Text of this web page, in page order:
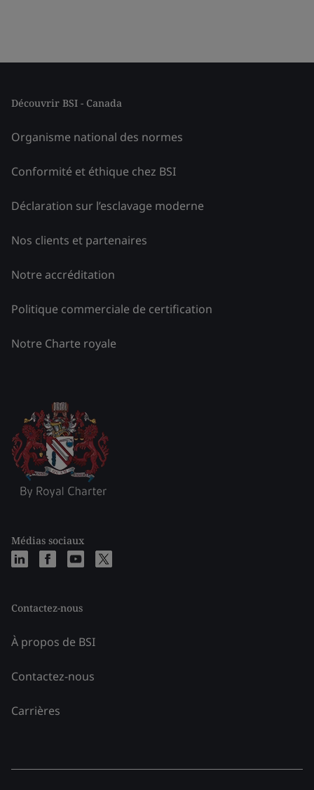
Découvrir BSI - Canada
Organisme national des normes
Conformité et éthique chez BSI
Déclaration sur l’esclavage moderne
Nos clients et partenaires
Notre accréditation
Politique commerciale de certification
Notre Charte royale
Médias sociaux
Contactez-nous
À propos de BSI
Contactez-nous
Carrières